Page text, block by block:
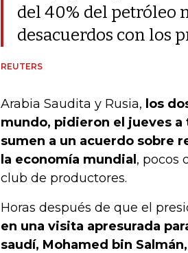
del 40% del petróleo
desacuerdos con los
REUTERS
Arabia Saudita y Rusia, los
mundo, pidieron el jueves a
sumen a un acuerdo sobre
la economía mundial , pocos
club de productores.
Horas después de que el
en una visita apresurada
saudí, Mohamed bin